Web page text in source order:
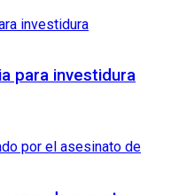
para investidura